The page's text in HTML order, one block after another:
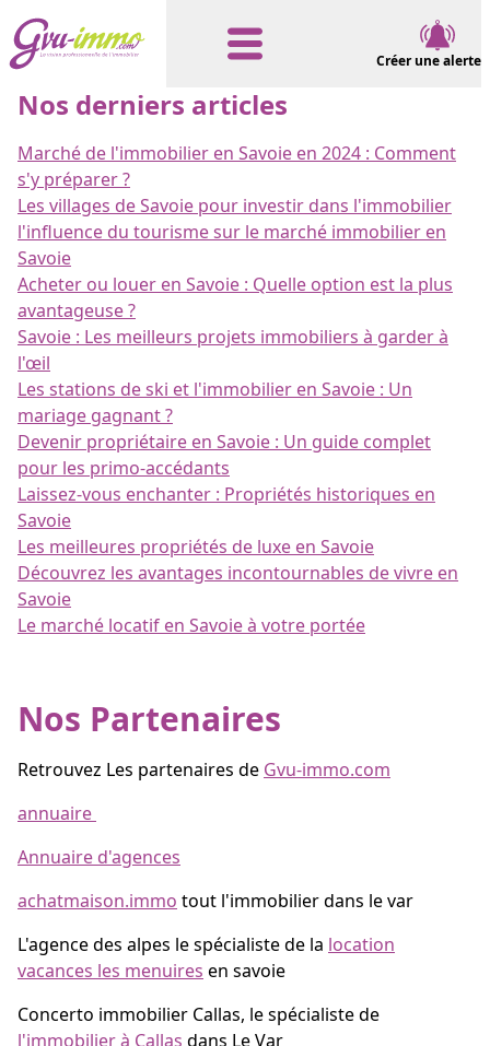
Créer une alerte
Nos derniers articles
Marché de l'immobilier en Savoie en 2024 : Comment
s'y préparer ?
Les villages de Savoie pour investir dans l'immobilier
l'influence du tourisme sur le marché immobilier en
Savoie
Acheter ou louer en Savoie : Quelle option est la plus
avantageuse ?
Savoie : Les meilleurs projets immobiliers à garder à
l'œil
Les stations de ski et l'immobilier en Savoie : Un
mariage gagnant ?
Devenir propriétaire en Savoie : Un guide complet
pour les primo-accédants
Laissez-vous enchanter : Propriétés historiques en
Savoie
Les meilleures propriétés de luxe en Savoie
Découvrez les avantages incontournables de vivre en
Savoie
Le marché locatif en Savoie à votre portée
Nos Partenaires
Retrouvez Les partenaires de Gvu-immo.com
annuaire
Annuaire d'agences
achatmaison.immo tout l'immobilier dans le var
L'agence des alpes le spécialiste de la location
vacances les menuires en savoie
Concerto immobilier Callas, le spécialiste de
l'immobilier à Callas dans Le Var